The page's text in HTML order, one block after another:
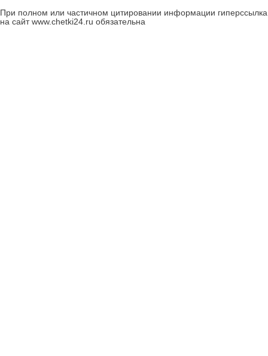
При полном или частичном цитировании информации гиперссылка
на сайт www.chetki24.ru обязательна